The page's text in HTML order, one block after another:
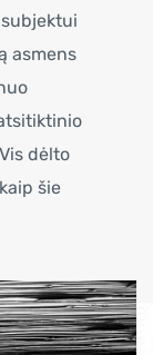
asmens
dėlto
šie